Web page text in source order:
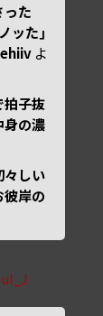
った
ッた｣
よ
拍子抜
の濃
々しい
岸の